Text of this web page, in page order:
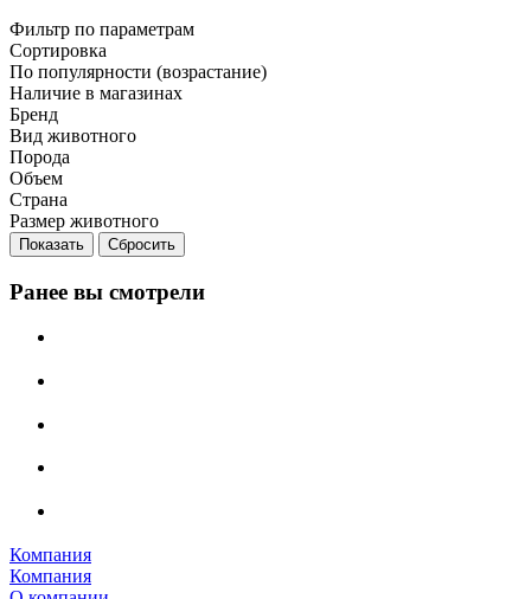
Фильтр по параметрам
Сортировка
По популярности (возрастание)
Наличие в магазинах
Бренд
Вид животного
Порода
Объем
Страна
Размер животного
Сбросить
Ранее вы смотрели
Компания
Компания